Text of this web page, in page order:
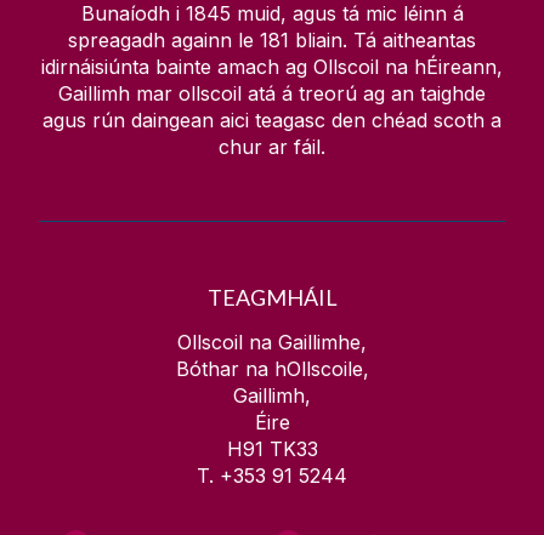
Bunaíodh i 1845 muid, agus tá mic léinn á
spreagadh againn le 181 bliain. Tá aitheantas
idirnáisiúnta bainte amach ag Ollscoil na hÉireann,
Gaillimh mar ollscoil atá á treorú ag an taighde
agus rún daingean aici teagasc den chéad scoth a
chur ar fáil.
TEAGMHÁIL
Ollscoil na Gaillimhe,
Bóthar na hOllscoile,
Gaillimh,
Éire
H91 TK33
T. +353 91 5244